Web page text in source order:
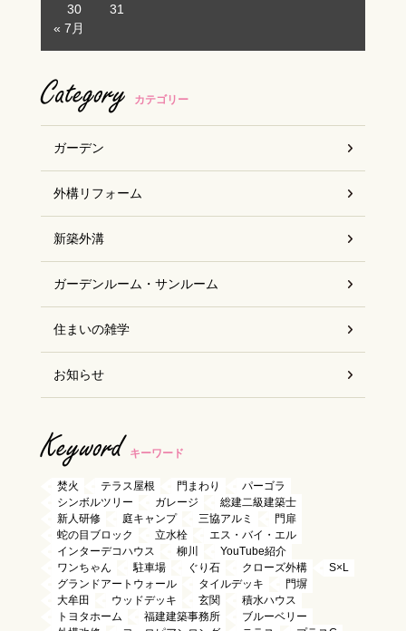
30
31
« 7月
Category カテゴリー
ガーデン
外構リフォーム
新築外溝
ガーデンルーム・サンルーム
住まいの雑学
お知らせ
Keyword キーワード
焚火 テラス屋根 門まわり
パーゴラ
シンボルツリー
ガレージ
総建二級建築士
新人研修
庭キャンプ 三協アルミ
門扉
蛇の目ブロック
立水栓
エス・バイ・エル
インターデコハウス
柳川
YouTube紹介
ワンちゃん
駐車場 ぐり石 クローズ外構
S×L
グランドアートウォール
タイルデッキ
門塀
大牟田
ウッドデッキ 玄関
積水ハウス
トヨタホーム
福建建築事務所
ブルーベリー